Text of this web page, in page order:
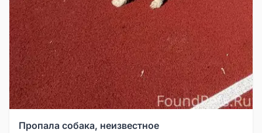
Пропала собака, неизвестное